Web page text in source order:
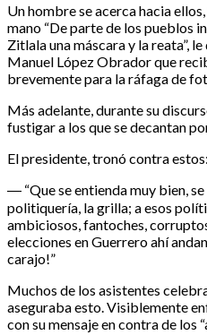
Un hombre se acerca hacia
mano “De parte de los pueblos
Zitlala una máscara y la reata”,
Manuel López Obrador que
brevemente para la ráfaga de
Más adelante, durante su
fustigar a los que se decantan
El presidente, tronó contra estos:
― “Que se entienda muy bien,
politiquería, la grilla; a esos
ambiciosos, fantoches,
elecciones en Guerrero ahí
carajo!”
Muchos de los asistentes
aseguraba esto. Visiblemente
con su mensaje en contra de los